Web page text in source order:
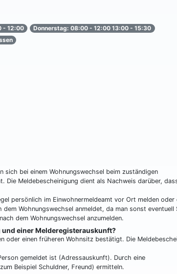
- 12:00
Donnerstag: 08:00 - 12:00 13:00 - 15:30
bei einem Wohnungswechsel beim zuständigen
Die Meldebescheinigung dient als Nachweis darüber,
persönlich im Einwohnermeldeamt vor Ort melden oder
Wohnungswechsel anmeldet, da man sonst eventuell
dem Wohnungswechsel anzumelden.
einer Melderegisterauskunft?
oder einen früheren Wohnsitz bestätigt. Die
gemeldet ist (Adressauskunft). Durch eine
Beispiel Schuldner, Freund) ermitteln.